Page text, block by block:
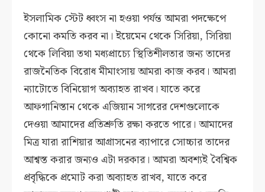
ইসলামিক স্টেট ধ্বংস না হওয়া পর্যন্ত আমরা পদক্ষেপে
কোনো কমতি করব না। ইয়েমেন থেকে সিরিয়া, সিরিয়া
থেকে লিবিয়া তথা মধ্যপ্রাচ্যে স্থিতিশীলতার জন্য তাদের
রাজনৈতিক বিরোধ মীমাংসায় আমরা কাজ করব। আমরা
ন্যাটোতে বিনিয়োগ অব্যাহত রাখব। যাতে করে
আফগানিস্তান থেকে এজিয়ান সাগরের দেশগুলোকে
দেওয়া আমাদের প্রতিশ্রুতি রক্ষা করতে পারে। আমাদের
মিত্র যারা রাশিয়ার আগ্রাসনের ব্যাপারে সোচ্চার তাদের
আশ্বস্ত করার জন্যও এটা দরকার। আমরা অবশ্যই বৈশ্বিক
প্রবৃদ্ধিকে প্রমোট করা অব্যাহত রাখব, যাতে করে